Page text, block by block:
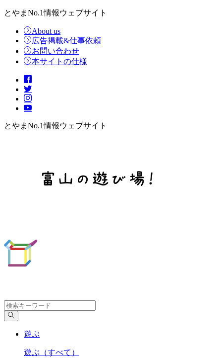
とやまNo.1情報ウェブサイト
About us
広告掲載&仕事依頼
お問い合わせ
本サイトの仕様
とやまNo.1情報ウェブサイト
遊ぶ
遊ぶ （すべて）